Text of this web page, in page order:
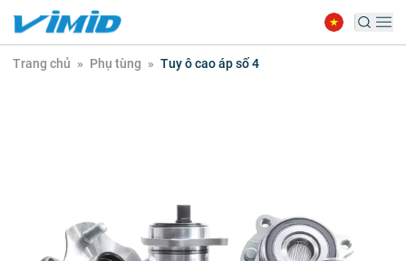
Trang chủ » Phụ tùng » Tuy ô cao áp số 4